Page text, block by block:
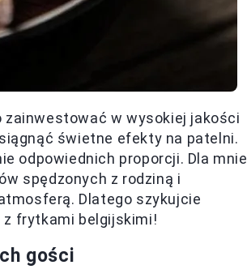
w wysokiej jakości
świetne efekty na patelni.
odpowiednich proporcji. Dla mnie
spędzonych z rodziną i
Dlatego szykujcie
z frytkami belgijskimi!
gości